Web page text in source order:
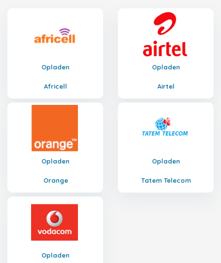
Opladen
Africell
Opladen
Airtel
Opladen
Orange
Opladen
Tatem Telecom
Opladen